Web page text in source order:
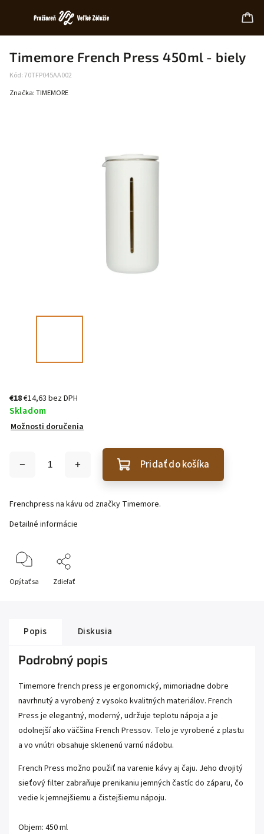
Timemore French Press 450ml - biely
Kód:70TFP045AA002
Značka:TIMEMORE
€18€14,63 bez DPH
Skladom
Možnosti doručenia
Pridať do košíka
Frenchpress na kávu od značky Timemore.
Detailné informácie
Opýtať sa Zdieľať
Popis Diskusia
Podrobný popis
Timemore french press je ergonomický, mimoriadne dobre
navrhnutý a vyrobený z vysoko kvalitných materiálov. French
Press je elegantný, moderný, udržuje teplotu nápoja a je
odolnejší ako väčšina French Pressov. Telo je vyrobené z plastu
a vo vnútri obsahuje sklenenú varnú nádobu.
French Press možno použiť na varenie kávy aj čaju. Jeho dvojitý
sieťový filter zabraňuje prenikaniu jemných častíc do záparu, čo
vedie k jemnejšiemu a čistejšiemu nápoju.
Objem: 450 ml